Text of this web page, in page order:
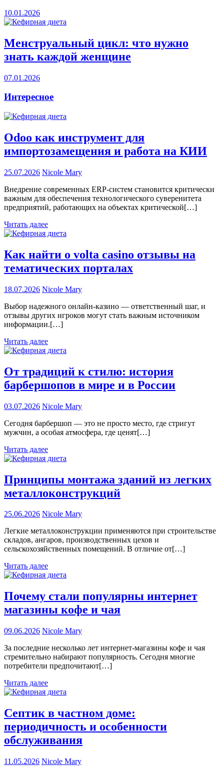
10.01.2026
Менструальный цикл: что нужно
знать каждой женщине
07.01.2026
Интересное
Odoo как инструмент для
импортозамещения и работа на КИИ
25.07.2026 Nicole Mary
Внедрение современных ERP-систем становится критически
важным для обеспечения технологического суверенитета
предприятий, работающих на объектах критической[…]
Читать далее
Как найти о volta casino отзывы на
тематических порталах
18.07.2026 Nicole Mary
Выбор надежного онлайн-казино — ответственный шаг, и
отзывы других игроков могут стать важным источником
информации.[…]
Читать далее
От традиций к стилю: история
барбершопов в мире и в России
03.07.2026 Nicole Mary
Сегодня барбершоп — это не просто место, где стригут
мужчин, а особая атмосфера, где ценят[…]
Читать далее
Принципы монтажа зданий из легких
металлоконструкций
25.06.2026 Nicole Mary
Легкие металлоконструкции применяются при строительстве
складов, ангаров, производственных цехов и
сельскохозяйственных помещений. В отличие от[…]
Читать далее
Почему стали популярны интернет
магазины кофе и чая
09.06.2026 Nicole Mary
За последние несколько лет интернет-магазины кофе и чая
стремительно набирают популярность. Сегодня многие
потребители предпочитают[…]
Читать далее
Септик в частном доме:
периодичность и особенности
обслуживания
11.05.2026 Nicole Mary